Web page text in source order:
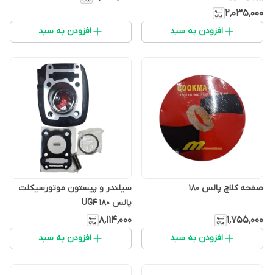
۲٬۰۳۵٬۰۰۰
افزودن به سبد افزودن به سبد
صفحه کلاچ پالس 180
۱٬۷۵۵٬۰۰۰
افزودن به سبد
سیلندر و پیستون موتورسیکلت
پالس ۱۸۰ UG4
۸٬۱۱۴٬۰۰۰
افزودن به سبد